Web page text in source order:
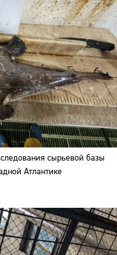
сырьевой базы
Атлантике